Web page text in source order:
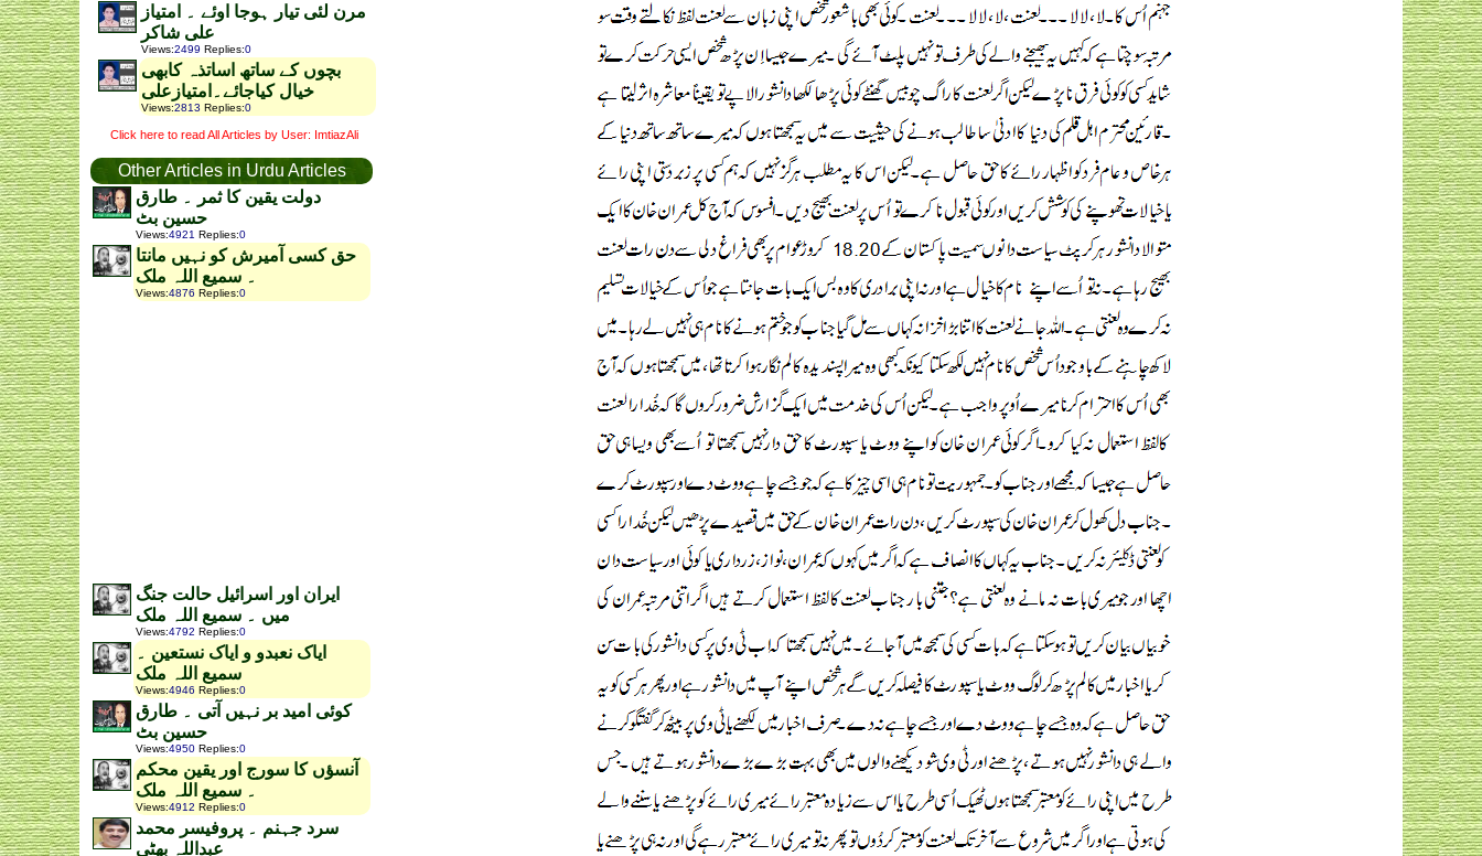
مرن لئی تیار ہوجا اوئے ۔ امتیاز
علی شاکر
Views:2499 Replies:0
بچوں کے ساتھ اساتذہ کابھی
خیال کیاجائے۔امتیازعلی
Views:2813 Replies:0
Click here to read All Articles by User: ImtiazAli
Other Articles in Urdu Articles
دولت یقین کا ثمر ۔ طارق
حسین بٹ
Views:4921 Replies:0
حق کسی آمیرش کو نہیں مانتا
۔ سمیع اللہ ملک
Views:4876 Replies:0
ایران اور اسرائیل حالت جنگ
میں ۔ سمیع اللہ ملک
Views:4792 Replies:0
ایاک نعبدو و ایاک نستعین ۔
سمیع اللہ ملک
Views:4946 Replies:0
کوئی امید بر نہیں آتی ۔ طارق
حسین بٹ
Views:4950 Replies:0
آنسؤں کا سورج اور یقین محکم
۔ سمیع اللہ ملک
Views:4912 Replies:0
سرد جہنم ۔ پروفیسر محمد
عبداللہ بھٹی